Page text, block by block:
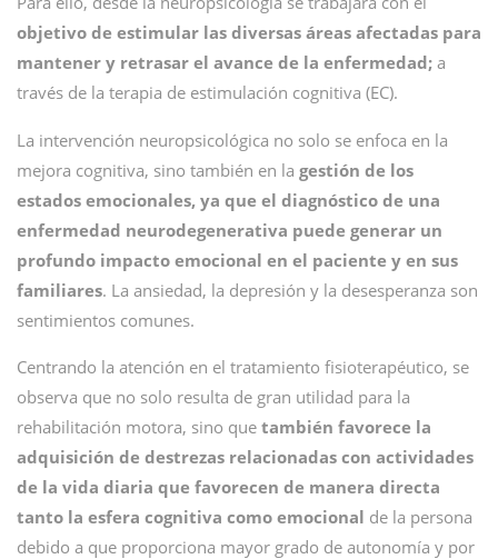
objetivo de estimular las diversas áreas afectadas para
mantener y retrasar el avance de la enfermedad; a
través de la terapia de estimulación cognitiva (EC).
La intervención neuropsicológica no solo se enfoca en la
mejora cognitiva, sino también en la gestión de los
estados emocionales, ya que el diagnóstico de una
enfermedad neurodegenerativa puede generar un
profundo impacto emocional en el paciente y en sus
familiares. La ansiedad, la depresión y la desesperanza son
sentimientos comunes.
Centrando la atención en el tratamiento fisioterapéutico, se
observa que no solo resulta de gran utilidad para la
rehabilitación motora, sino que también favorece la
adquisición de destrezas relacionadas con actividades
de la vida diaria que favorecen de manera directa
tanto la esfera cognitiva como emocional de la persona
debido a que proporciona mayor grado de autonomía y por